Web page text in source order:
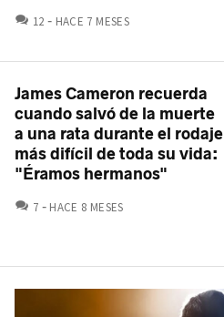
12 COMENTARIOS
HACE 7 MESES
James Cameron recuerda
cuando salvó de la muerte
a una rata durante el rodaje
más difícil de toda su vida:
"Éramos hermanos"
7 COMENTARIOS
HACE 8 MESES